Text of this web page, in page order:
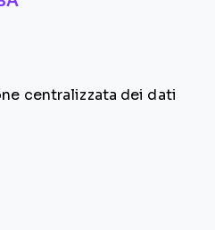
centralizzata dei dati